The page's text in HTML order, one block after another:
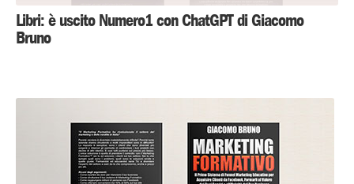
Libri: è uscito Numero1 con ChatGPT di Giacomo
Bruno